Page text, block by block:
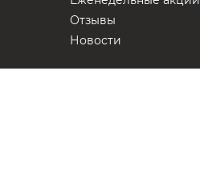
Отзывы
Новости